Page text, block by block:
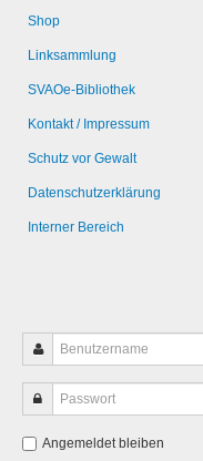
Shop
Linksammlung
SVAOe-Bibliothek
Kontakt / Impressum
Schutz vor Gewalt
Datenschutzerklärung
Interner Bereich
Angemeldet bleiben